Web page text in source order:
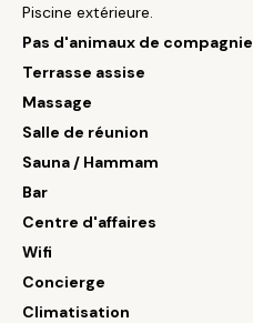
Piscine extérieure.
Pas d'animaux de compagnie
Terrasse assise
Massage
Salle de réunion
Sauna / Hammam
Bar
Centre d'affaires
Wifi
Concierge
Climatisation